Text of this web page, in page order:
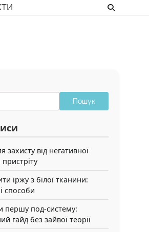
Пошук
захисту від негативної
пристріту
іржу з білої тканини:
способи
першу под-систему:
гайд без зайвої теорії